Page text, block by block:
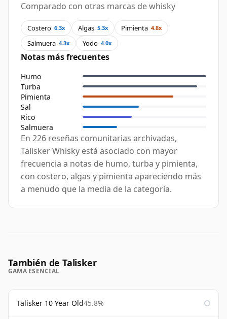
Comparado con otras marcas de whisky
Costero 6.3x Algas 5.3x Pimienta 4.8x
Salmuera 4.3x Yodo 4.0x
Notas más frecuentes
Humo
Turba
Pimienta
Sal
Rico
Salmuera
En 226 reseñas comunitarias archivadas,
Talisker Whisky está asociado con mayor
frecuencia a notas de humo, turba y pimienta,
con costero, algas y pimienta apareciendo más
a menudo que la media de la categoría.
También de Talisker
GAMA ESENCIAL
Talisker 10 Year Old45.8%